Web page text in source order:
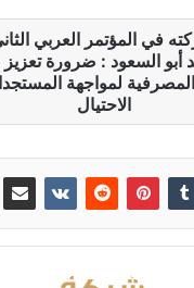
في المؤتمر العربي
أبو السعود : ضرورة
المصرفية لمواجهة
الاحتيال